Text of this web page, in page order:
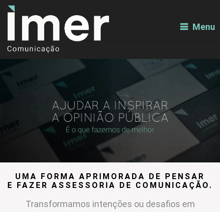
Menu
UMA FORMA APRIMORADA DE PENSAR
E FAZER ASSESSORIA DE COMUNICAÇÃO.
Transformamos intenções ou desafios em